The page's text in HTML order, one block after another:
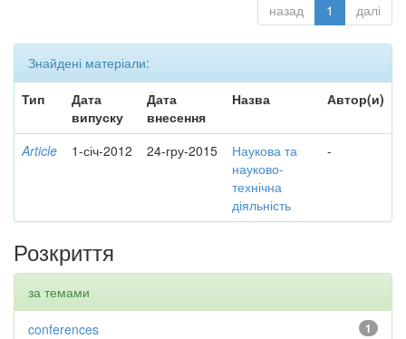
назад 1 далі
Знайдені матеріали:
Тип
Дата
випуску
Дата
внесення
Назва Автор(и)
Article 1-січ-2012 24-гру-2015
Наукова та
науково-
технічна
діяльність
-
Розкриття
за темами
1
conferences